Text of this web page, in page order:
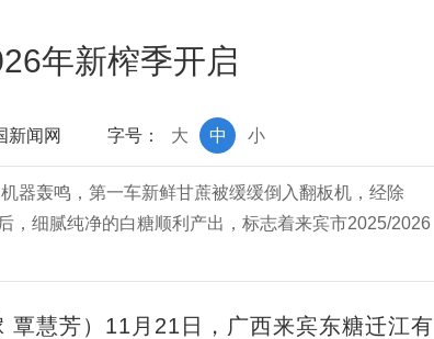
年新榨季开启
闻网 字号： 小
中
大
器轰鸣，第一车新鲜甘蔗被缓缓倒入翻板机，经除
，细腻纯净的白糖顺利产出，标志着来宾市2025/2026
慧芳）11月21日，广西来宾东糖迁江有